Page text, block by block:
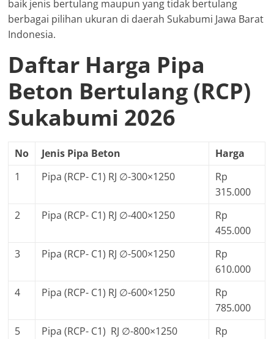
baik jenis bertulang maupun yang tidak bertulang
berbagai pilihan ukuran di daerah Sukabumi Jawa Barat
Indonesia.
Daftar Harga Pipa
Beton Bertulang (RCP)
Sukabumi 2026
No Jenis Pipa Beton
Harga
1
Pipa (RCP- C1) RJ ∅-300×1250
Rp
315.000
2
Pipa (RCP- C1) RJ ∅-400×1250
Rp
455.000
3
Pipa (RCP- C1) RJ ∅-500×1250
Rp
610.000
4
Pipa (RCP- C1) RJ ∅-600×1250
Rp
785.000
5
Pipa (RCP- C1) RJ ∅-800×1250
Rp